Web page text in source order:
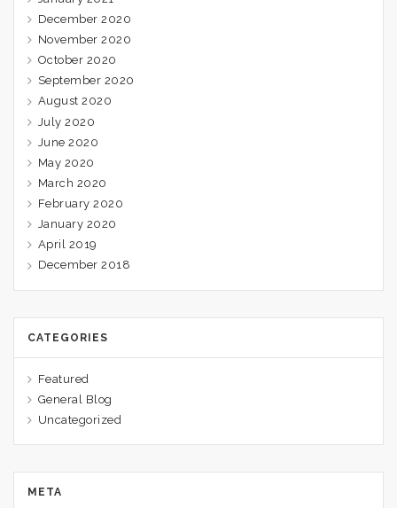
December 2020
November 2020
October 2020
September 2020
August 2020
July 2020
June 2020
May 2020
March 2020
February 2020
January 2020
April 2019
December 2018
CATEGORIES
Featured
General Blog
Uncategorized
META